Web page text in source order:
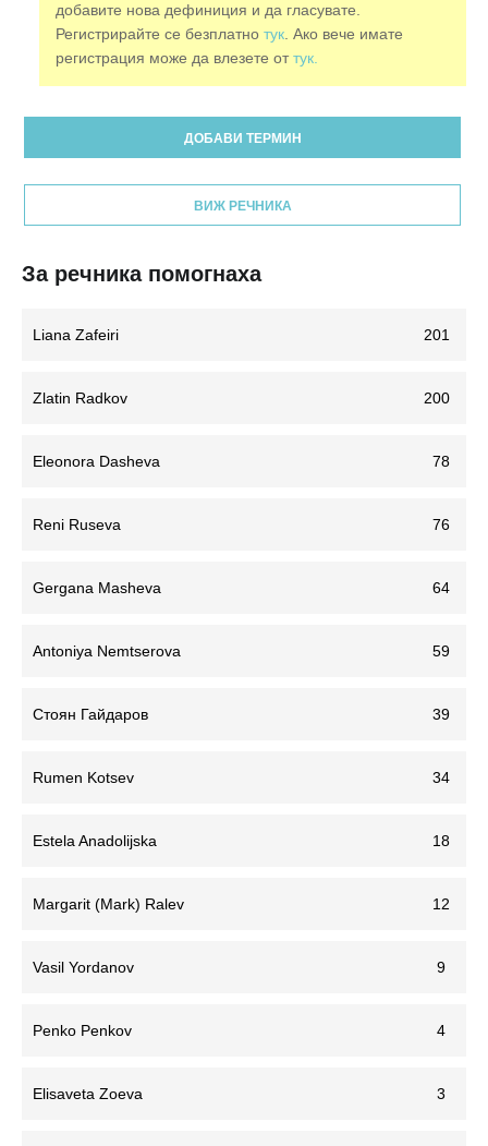
добавите нова дефиниция и да гласувате.
Регистрирайте се безплатнотук . Ако вече имате
регистрация може да влезете оттук.
ДОБАВИ ТЕРМИН
ВИЖ РЕЧНИКА
За речника помогнаха
Liana Zafeiri 201
Zlatin Radkov 200
Eleonora Dasheva 78
Reni Ruseva 76
Gergana Masheva 64
Antoniya Nemtserova 59
Стоян Гайдаров 39
Rumen Kotsev 34
Estela Anadolijska 18
Margarit (Mark) Ralev 12
Vasil Yordanov 9
Penko Penkov 4
Elisaveta Zoeva 3